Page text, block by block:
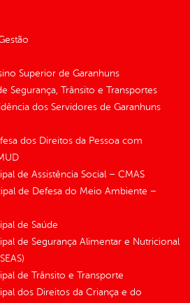
Superior de Garanhuns
Segurança, Trânsito e Transportes
dos Servidores de Garanhuns
dos Direitos da Pessoa com
de Assistência Social – CMAS
de Defesa do Meio Ambiente –
de Saúde
de Segurança Alimentar e Nutricional
de Trânsito e Transporte
dos Direitos da Criança e do